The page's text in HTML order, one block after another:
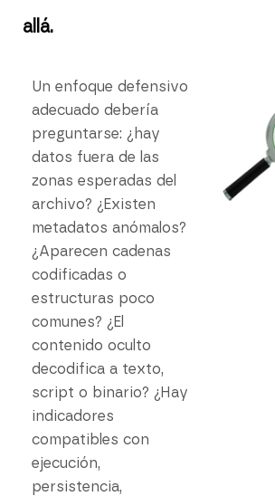
allá.
Un enfoque defensivo
adecuado debería
preguntarse: ¿hay
datos fuera de las
zonas esperadas del
archivo? ¿Existen
metadatos anómalos?
¿Aparecen cadenas
codificadas o
estructuras poco
comunes? ¿El
contenido oculto
decodifica a texto,
script o binario? ¿Hay
indicadores
compatibles con
ejecución,
persistencia,